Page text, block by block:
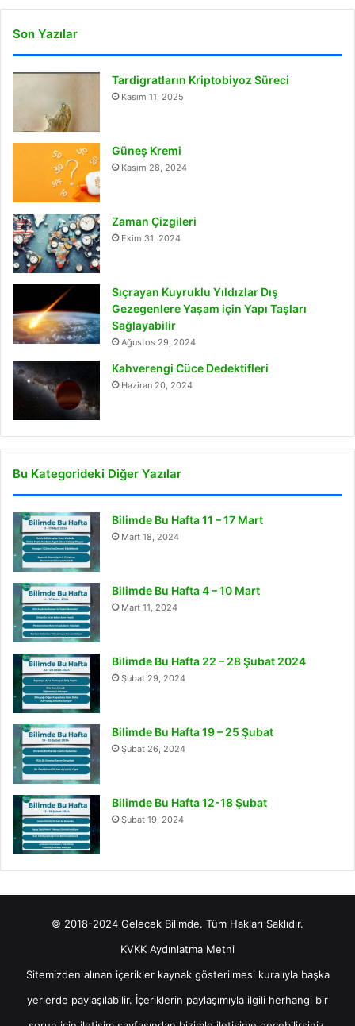
Son Yazılar
Tardigratların Kriptobiyoz Süreci
Kasım 11, 2025
Güneş Kremi
Kasım 28, 2024
Zaman Çizgileri
Ekim 31, 2024
Sıçrayan Kuyruklu Yıldızlar Dış
Gezegenlere Yaşam için Yapı Taşları
Sağlayabilir
Ağustos 29, 2024
Kahverengi Cüce Dedektifleri
Haziran 20, 2024
Bu Kategorideki Diğer Yazılar
Bilimde Bu Hafta 11 – 17 Mart
Mart 18, 2024
Bilimde Bu Hafta 4 – 10 Mart
Mart 11, 2024
Bilimde Bu Hafta 22 – 28 Şubat 2024
Şubat 29, 2024
Bilimde Bu Hafta 19 – 25 Şubat
Şubat 26, 2024
Bilimde Bu Hafta 12-18 Şubat
Şubat 19, 2024
© 2018-2024 Gelecek Bilimde. Tüm Hakları Saklıdır.
KVKK Aydınlatma Metni
Sitemizden alınan içerikler kaynak gösterilmesi kuralıyla başka
yerlerde paylaşılabilir. İçeriklerin paylaşımıyla ilgili herhangi bir